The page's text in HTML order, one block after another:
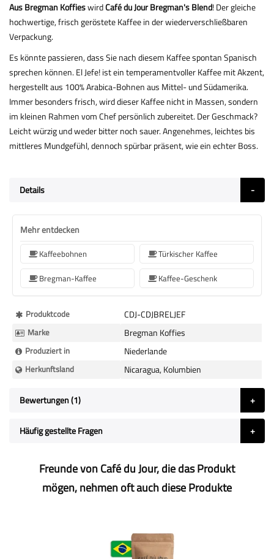
Aus Bregman KoffieswirdCafé du Jour Bregman's Blend! Der gleiche
hochwertige, frisch geröstete Kaffee in der wiederverschließbaren
Verpackung.
Es könnte passieren, dass Sie nach diesem Kaffee spontan Spanisch
sprechen können. El Jefe! ist ein temperamentvoller Kaffee mit Akzent,
hergestellt aus 100% Arabica-Bohnen aus Mittel- und Südamerika.
Immer besonders frisch, wird dieser Kaffee nicht in Massen, sondern
im kleinen Rahmen vom Chef persönlich zubereitet. Der Geschmack?
Leicht würzig und weder bitter noch sauer. Angenehmes, leichtes bis
mittleres Mundgefühl, dennoch spürbar präsent, wie ein echter Boss.
Details
Mehr entdecken
Kaffeebohnen
Türkischer Kaffee
Bregman-Kaffee
Kaffee-Geschenk
Mehr
Informationen
Produktcode CDJ-CDJBRELJEF
Marke Bregman Koffies
Produziert in Niederlande
Herkunftsland Nicaragua, Kolumbien
Bewertungen 1
Häufig gestellte Fragen
Freunde von Café du Jour, die das Produkt
mögen, nehmen oft auch diese Produkte